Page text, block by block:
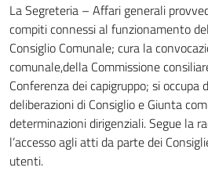
La Segreteria – Affari generali
compiti connessi al funzionamento
Consiglio Comunale; cura la
comunale,della Commissione
Conferenza dei capigruppo; si occupa
deliberazioni di Consiglio e Giunta
determinazioni dirigenziali. Segue la
l’accesso agli atti da parte dei
utenti.